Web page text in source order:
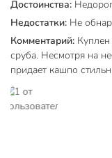
Достоинства:
Недостатки: Не
Комментарий:
сруба. Несмотря на
придает кашпо